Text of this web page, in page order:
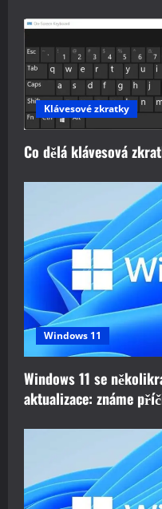
Klávesové zkratky
Co dělá klávesová
Windows 11
Windows 11 se
aktualizace: známe